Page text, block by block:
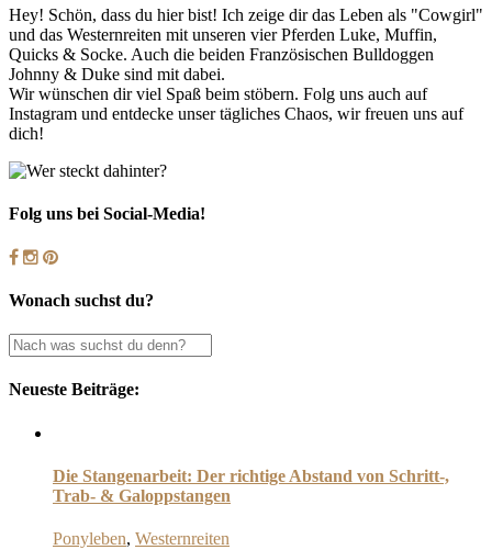
Hey! Schön, dass du hier bist! Ich zeige dir das Leben als "Cowgirl"
und das Westernreiten mit unseren vier Pferden Luke, Muffin,
Quicks & Socke. Auch die beiden Französischen Bulldoggen
Johnny & Duke sind mit dabei.
Wir wünschen dir viel Spaß beim stöbern. Folg uns auch auf
Instagram und entdecke unser tägliches Chaos, wir freuen uns auf
dich!
Folg uns bei Social-Media!
Wonach suchst du?
Neueste Beiträge:
Die Stangenarbeit: Der richtige Abstand von Schritt-,
Trab- & Galoppstangen
Ponyleben, Westernreiten